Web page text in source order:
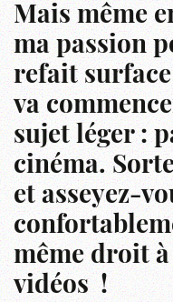
Mais même
ma passion
refait
va
sujet léger :
cinéma.
et asseyez-
même droit
vidéos !